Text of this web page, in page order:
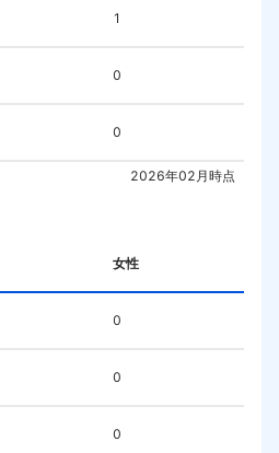
1
0
0
2026年02月時点
女性
0
0
0